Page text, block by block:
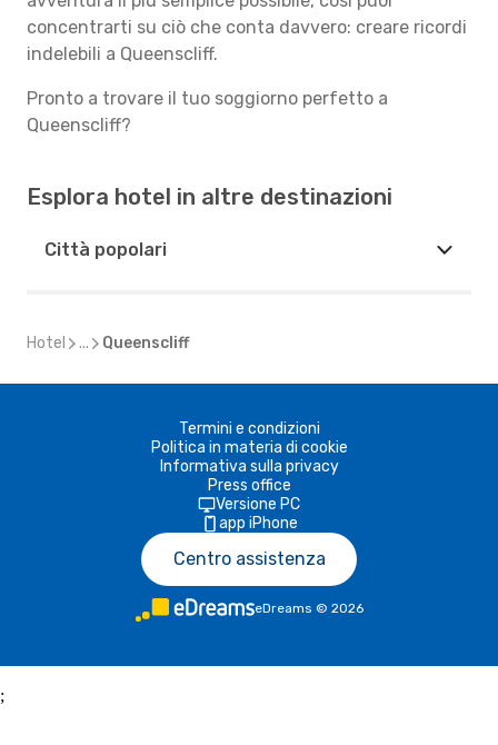
concentrarti su ciò che conta davvero: creare ricordi
indelebili a Queenscliff.
Pronto a trovare il tuo soggiorno perfetto a
Queenscliff?
Esplora hotel in altre destinazioni
Città popolari
Hotel ... Queenscliff
Termini e condizioni
Politica in materia di cookie
Informativa sulla privacy
Press office
Versione PC
app iPhone
Centro assistenza
eDreams © 2026
;